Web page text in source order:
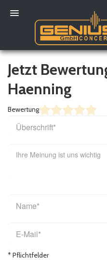
Jetzt
Haenning
Bewertung
* Pflichtfelder